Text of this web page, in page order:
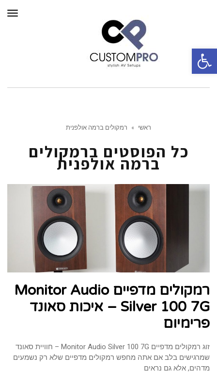
ראשי » רמקולים ברמה אולפנית
כל הפוסטים ברמקולים
ברמה אולפנית
רמקולים מדפיים Monitor Audio
Silver 100 7G – איכות סאונד
פרימיום
זוג רמקולים מדפיים Monitor Audio Silver 100 7G – חוויית סאונד
שמרגישים בלב אם אתה מחפש רמקולים מדפיים שלא רק נשמעים
מדהים, אלא גם נראים
פתח סרגל נגישות